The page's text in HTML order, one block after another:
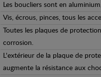
Les boucliers sont en
Vis, écrous, pinces, tous les
Toutes les plaques de
corrosion.
L'extérieur de la plaque de
augmente la résistance aux